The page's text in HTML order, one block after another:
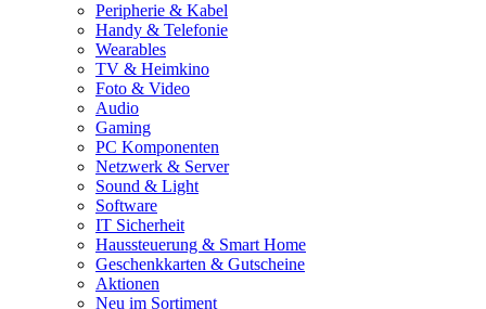
Peripherie & Kabel
Handy & Telefonie
Wearables
TV & Heimkino
Foto & Video
Audio
Gaming
PC Komponenten
Netzwerk & Server
Sound & Light
Software
IT Sicherheit
Haussteuerung & Smart Home
Geschenkkarten & Gutscheine
Aktionen
Neu im Sortiment